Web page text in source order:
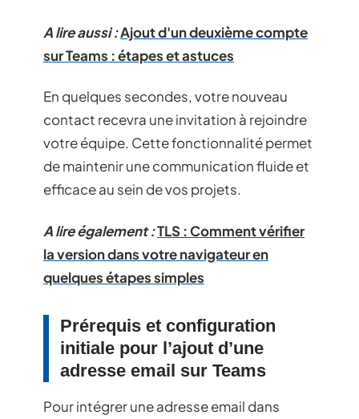
A lire aussi :Ajout d'un deuxième compte
sur Teams : étapes et astuces
En quelques secondes, votre nouveau
contact recevra une invitation à rejoindre
votre équipe. Cette fonctionnalité permet
de maintenir une communication fluide et
efficace au sein de vos projets.
A lire également :TLS : Comment vérifier
la version dans votre navigateur en
quelques étapes simples
Prérequis et configuration
initiale pour l’ajout d’une
adresse email sur Teams
Pour intégrer une adresse email dans